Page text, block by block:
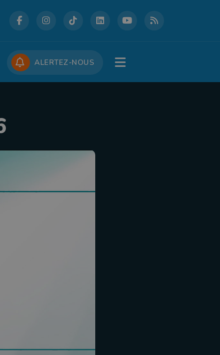
CONCOURS JOBS
ALERTEZ-NOUS